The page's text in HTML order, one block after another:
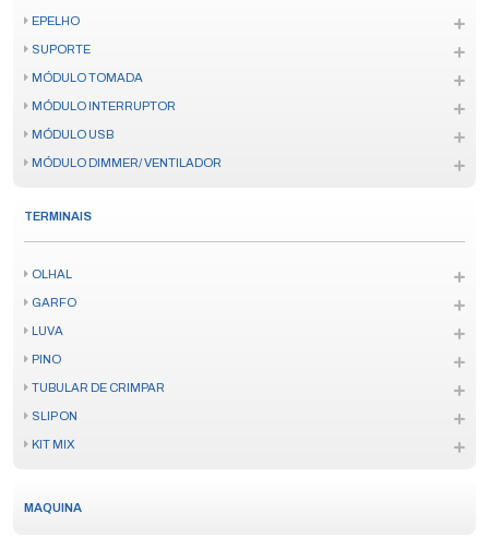
EPELHO
SUPORTE
MÓDULO TOMADA
MÓDULO INTERRUPTOR
MÓDULO USB
MÓDULO DIMMER/ VENTILADOR
TERMINAIS
OLHAL
GARFO
LUVA
PINO
TUBULAR DE CRIMPAR
SLIP ON
KIT MIX
MAQUINA